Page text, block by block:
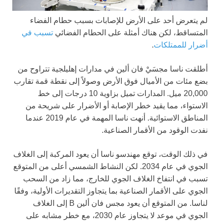
لم يتعرض أحد على الأرض للإصابات بسبب حطام الفضاء
المتساقط، لكن هناك أمثلة على الحطام الفضائي تسبب في
أضرار للممتلكات.
أطلقت ناسا مجسَيْ فان ألين في مدارات إهليلجية تتراوح من
بضع مئات من الأميال فوق الأرض وصولاً إلى نقطة قمة تقارب
20,000 ميل. المدارات تميل بزاوية 10 درجات إلى خط
الاستواء، مما يقيد خطر الإصابة أو الأضرار على شريحة من
المناطق الاستوائية. أنهت ناسا المهمة في عام 2019 عندما
نفدت الوقود من الأقمار الصناعية.
في ذلك الوقت، توقع مهندسو ناسا أن يعود المركبة إلى الغلاف
الجوي في عام 2034. لكن النشاط الشمسي أعلى من المتوقع
تسبب في انتفاخ الغلاف الجوي للخارج، مما زاد من السحب
الجوي على الأقمار الصناعية بما يتجاوز التقديرات الأولية، وفقًا
لناسا. من المتوقع أن يعود مجس فان ألين B إلى الغلاف
الجوي في موعد لا يتجاوز عام 2030، مع خطر مشابه على